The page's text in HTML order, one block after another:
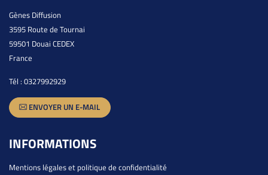
Gènes Diffusion
3595 Route de Tournai
59501 Douai CEDEX
France
Tél : 0327992929
ENVOYER UN E-MAIL
INFORMATIONS
Mentions légales et politique de confidentialité